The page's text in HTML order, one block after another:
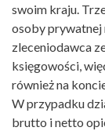
swoim kraju.
osoby prywatnej
zleceniodawca
księgowości,
również na
W przypadku
brutto i netto